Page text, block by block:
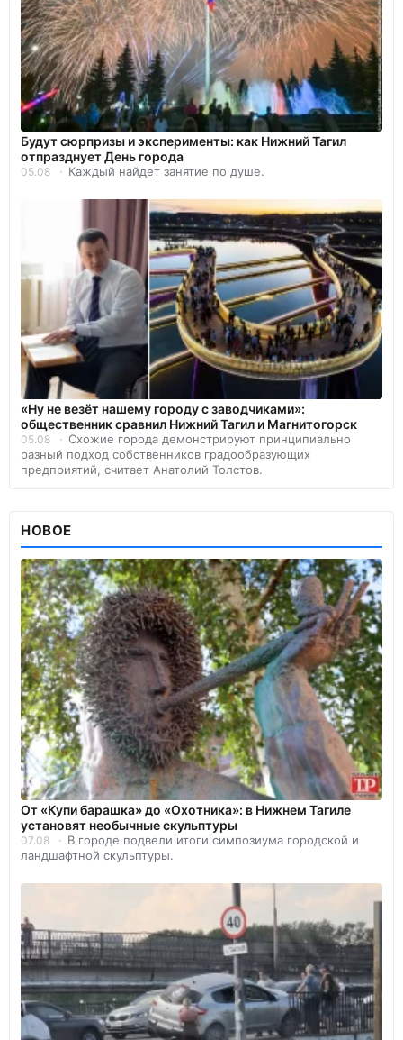
Будут сюрпризы и эксперименты: как Нижний Тагил
отпразднует День города
05.08 Каждый найдет занятие по душе.
«Ну не везёт нашему городу с заводчиками»:
общественник сравнил Нижний Тагил и Магнитогорск
05.08
Схожие города демонстрируют принципиально
разный подход собственников градообразующих
предприятий, считает Анатолий Толстов.
НОВОЕ
От «Купи барашка» до «Охотника»: в Нижнем Тагиле
установят необычные скульптуры
07.08
В городе подвели итоги симпозиума городской и
ландшафтной скульптуры.